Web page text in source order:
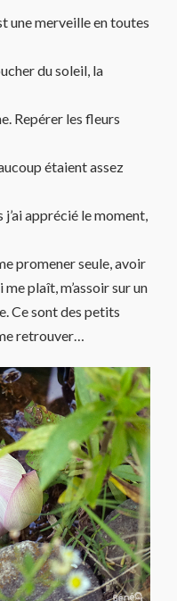
une merveille en toutes
du soleil, la
Repérer les fleurs
étaient assez
apprécié le moment,
promener seule, avoir
plaît, m’assoir sur un
Ce sont des petits
retrouver…